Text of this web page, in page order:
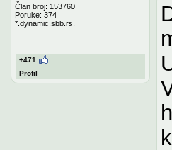
Član broj: 153760
Poruke: 374
*.dynamic.sbb.rs.
+471
Profil